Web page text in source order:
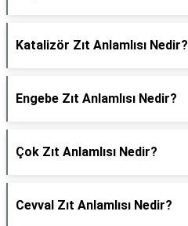
Katalizör Zıt Anlamlısı Nedir?
Engebe Zıt Anlamlısı Nedir?
Çok Zıt Anlamlısı Nedir?
Cevval Zıt Anlamlısı Nedir?